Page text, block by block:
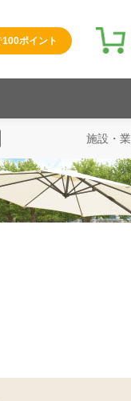
100ポイント
検索
施設・